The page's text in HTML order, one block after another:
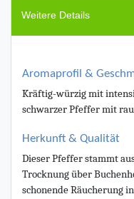
Weitere Details
Aromaprofil &
Kräftig-würzig mit
schwarzer Pfeffer mit
Herkunft & Qualität
Dieser Pfeffer stammt
Trocknung über
schonende Räucherung